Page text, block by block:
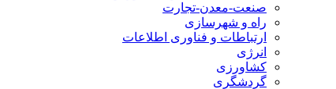
صنعت-معدن-تجارت
راه و شهرسازی
ارتباطات و فناوری اطلاعات
انرژی
کشاورزی
گردشگری